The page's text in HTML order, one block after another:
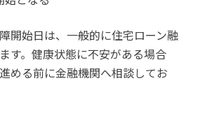
開始日は、一般的に住宅ローン融
す。健康状態に不安がある場合
める前に金融機関へ相談してお